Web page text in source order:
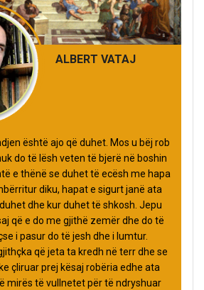
ALBERT VATAJ
është ajo që duhet. Mos u bëj rob
do të lësh veten të bjerë në boshin
e thënë se duhet të ecësh me hapa
diku, hapat e sigurt janë ata
dhe kur duhet të shkosh. Jepu
që e do me gjithë zemër dhe do të
i pasur do të jesh dhe i lumtur.
që jeta ta kredh në terr dhe se
çliruar prej kësaj robëria edhe ata
mirës të vullnetet për të ndryshuar